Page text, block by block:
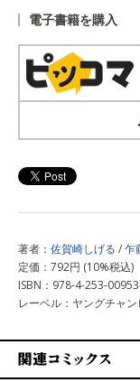
電子書籍を購入
著者： 佐賀崎しげる /乍
定価：792円 (10%税込)
ISBN：978-4-253-
レーベル：ヤングチャ